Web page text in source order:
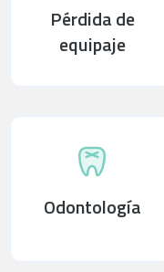
Pérdida de
equipaje
Odontología